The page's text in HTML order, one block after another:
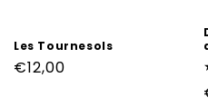
Les Tournesols
Prix
€12,00